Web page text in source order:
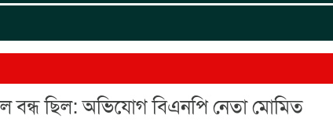
বন্ধ ছিল: অভিযোগ বিএনপি নেতা মোমিত